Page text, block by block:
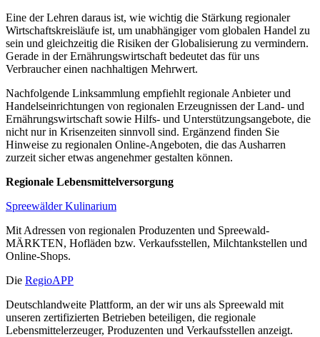
Eine der Lehren daraus ist, wie wichtig die Stärkung regionaler
Wirtschaftskreisläufe ist, um unabhängiger vom globalen Handel zu
sein und gleichzeitig die Risiken der Globalisierung zu vermindern.
Gerade in der Ernährungswirtschaft bedeutet das für uns
Verbraucher einen nachhaltigen Mehrwert.
Nachfolgende Linksammlung empfiehlt regionale Anbieter und
Handelseinrichtungen von regionalen Erzeugnissen der Land- und
Ernährungswirtschaft sowie Hilfs- und Unterstützungsangebote, die
nicht nur in Krisenzeiten sinnvoll sind. Ergänzend finden Sie
Hinweise zu regionalen Online-Angeboten, die das Ausharren
zurzeit sicher etwas angenehmer gestalten können.
Regionale Lebensmittelversorgung
Spreewälder Kulinarium
Mit Adressen von regionalen Produzenten und Spreewald-
MÄRKTEN, Hofläden bzw. Verkaufsstellen, Milchtankstellen und
Online-Shops.
Die RegioAPP
Deutschlandweite Plattform, an der wir uns als Spreewald mit
unseren zertifizierten Betrieben beteiligen, die regionale
Lebensmittelerzeuger, Produzenten und Verkaufsstellen anzeigt.